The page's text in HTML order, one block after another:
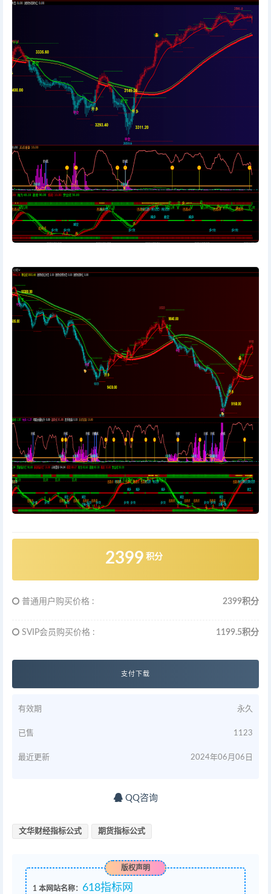
2399 积分
普通用户购买价格 : 2399积分
SVIP会员购买价格 : 1199.5积分
支付下载
有效期 永久
已售 1123
最近更新 2024年06月06日
QQ咨询
文华财经指标公式 期货指标公式
版权声明
1 本网站名称： 618指标网